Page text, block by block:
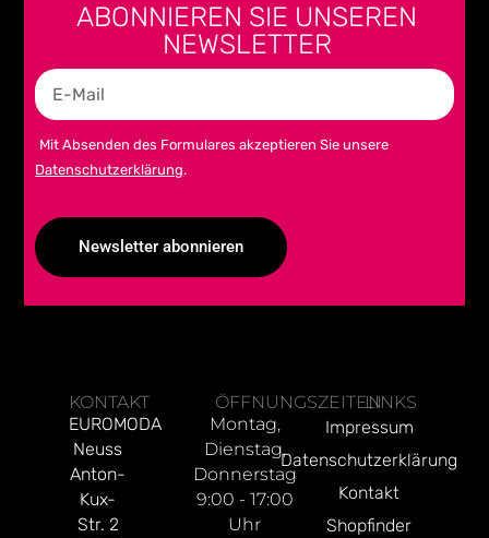
ABONNIEREN SIE UNSEREN
NEWSLETTER
Mit Absenden des Formulares akzeptieren Sie unsere
Datenschutzerklärung.
Newsletter abonnieren
KONTAKT
EUROMODA
Neuss
Anton-
Kux-
Str. 2
ÖFFNUNGSZEITEN
Montag,
Dienstag,
Donnerstag
9:00 - 17:00
Uhr
LINKS
Impressum
Datenschutzerklärung
Kontakt
Shopfinder